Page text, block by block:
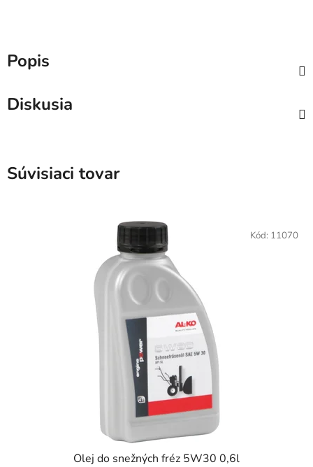
Popis
Diskusia
Súvisiaci tovar
Olej do snežných fréz 5W30 0,6l
Kód: 11070